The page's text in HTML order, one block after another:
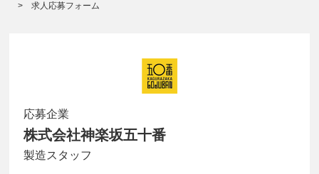
求人応募フォーム
応募企業
株式会社神楽坂五十番
製造スタッフ